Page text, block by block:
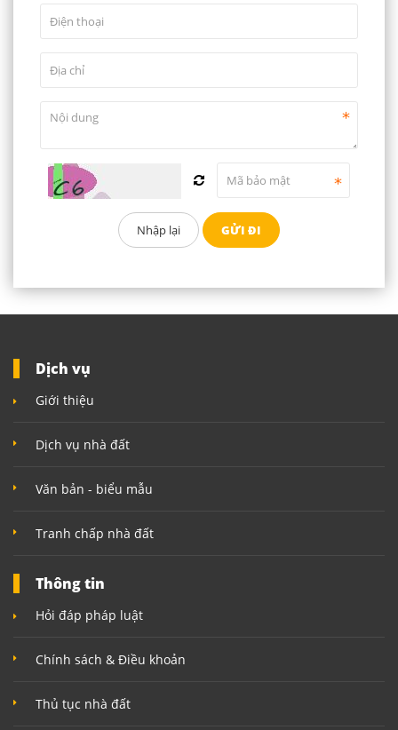
Dịch vụ
Giới thiệu
Dịch vụ nhà đất
Văn bản - biểu mẫu
Tranh chấp nhà đất
Thông tin
Hỏi đáp pháp luật
Chính sách & Điều khoản
Thủ tục nhà đất